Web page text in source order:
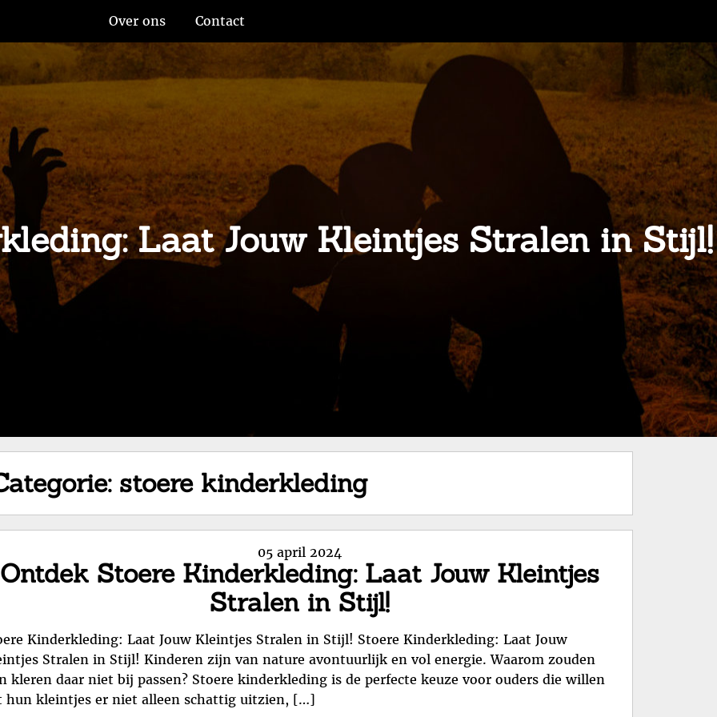
Over ons Contact
Laat Jouw Kleintjes Stralen in Stijl!
stoere kinderkleding
Posted
on
05 april 2024
Ontdek Stoere Kinderkleding: Laat Jouw Kleintjes
Stralen in Stijl!
Kinderkleding: Laat Jouw Kleintjes Stralen in Stijl! Stoere Kinderkleding: Laat Jouw
Stralen in Stijl! Kinderen zijn van nature avontuurlijk en vol energie. Waarom zouden
kleren daar niet bij passen? Stoere kinderkleding is de perfecte keuze voor ouders die willen
hun kleintjes er niet alleen schattig uitzien, […]